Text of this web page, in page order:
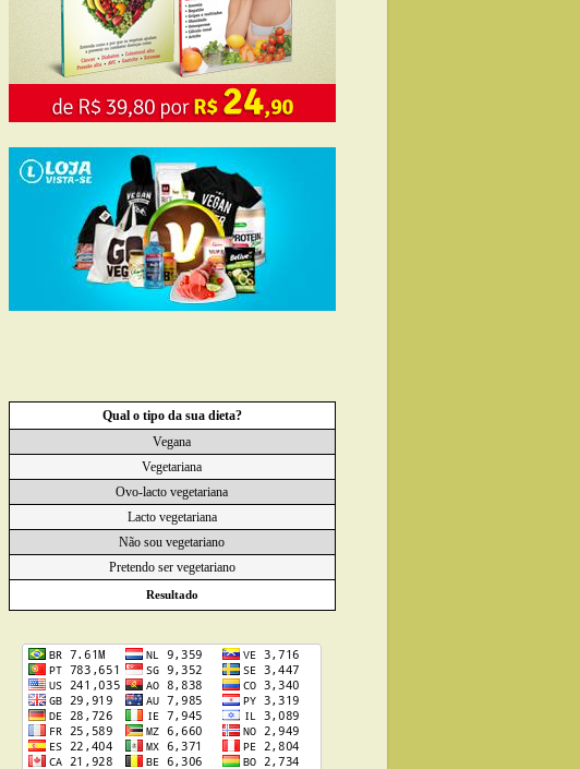
Qual o tipo da sua dieta?
Vegana
Vegetariana
Ovo-lacto vegetariana
Lacto vegetariana
Não sou vegetariano
Pretendo ser vegetariano
Resultado